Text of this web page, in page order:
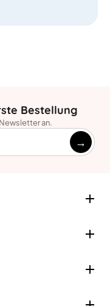
Bestellung
an.
→